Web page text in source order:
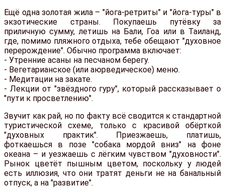
Ещё одна золотая жила – "йога-ретриты" и "йога-туры" в
экзотические страны. Покупаешь путёвку за
приличную сумму, летишь на Бали, Гоа или в Таиланд,
где, помимо пляжного отдыха, тебе обещают "духовное
перерождение". Обычно программа включает:
- Утренние асаны на песчаном берегу.
- Вегетарианское (или аюрведическое) меню.
- Медитации на закате.
- Лекции от "звёздного гуру", который рассказывает о
"пути к просветлению".
Звучит как рай, но по факту всё сводится к стандартной
туристической схеме, только с красивой обёрткой
"духовных практик". Приезжаешь, платишь,
фоткаешься в позе "собака мордой вниз" на фоне
океана – и уезжаешь с лёгким чувством "духовности".
Рынок цветёт пышным цветом, поскольку у людей
есть иллюзия, что они тратят деньги не на банальный
отпуск, а на "развитие".